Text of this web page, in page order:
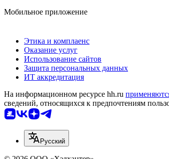
Мобильное приложение
Этика и комплаенс
Оказание услуг
Использование сайтов
Защита персональных данных
ИТ аккредитация
На информационном ресурсе hh.ru
сведений, относящихся к предпочтениям
Русский